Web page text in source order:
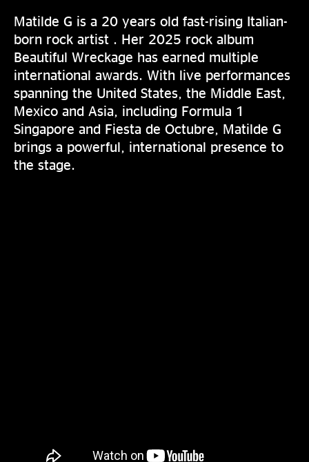
Matilde G is a 20 years old fast-rising Italian-
born rock artist . Her 2025 rock album
Beautiful Wreckage has earned multiple
international awards. With live performances
spanning the United States, the Middle East,
Mexico and Asia, including Formula 1
Singapore and Fiesta de Octubre, Matilde G
brings a powerful, international presence to
the stage.